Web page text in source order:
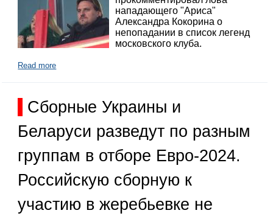
нападающего "Ариса"
Александра Кокорина о
непопадании в список легенд
московского клуба.
Read more
Сборные Украины и
Беларуси разведут по разным
группам в отборе Евро-2024.
Российскую сборную к
участию в жеребьевке не